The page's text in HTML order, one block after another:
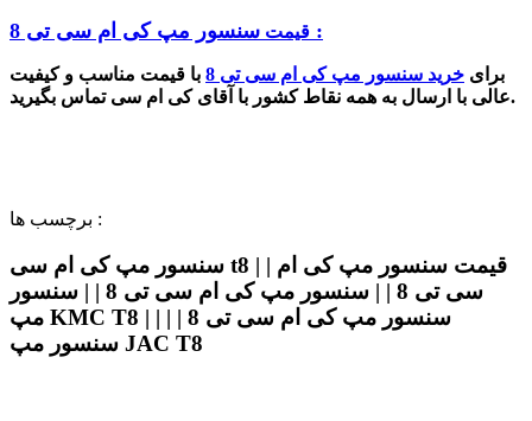
قیمت سنسور مپ کی ام سی تی 8 :
برای خرید سنسور مپ کی ام سی تی 8
با قیمت مناسب و کیفیت
عالی با ارسال به همه نقاط کشور با آقای کی ام سی تماس بگیرید.
برچسب ها :
سنسور مپ کی ام سی t8 | | قیمت سنسور مپ کی ام
سی تی 8 | | سنسور مپ کی ام سی تی 8 | | سنسور
مپ KMC T8 | | سنسور مپ کی ام سی تی 8 | |
سنسور مپ JAC T8